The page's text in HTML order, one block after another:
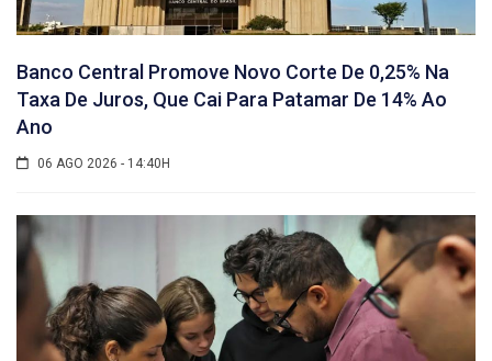
Banco Central Promove Novo Corte De 0,25% Na
Taxa De Juros, Que Cai Para Patamar De 14% Ao
Ano
06 AGO 2026 - 14:40H